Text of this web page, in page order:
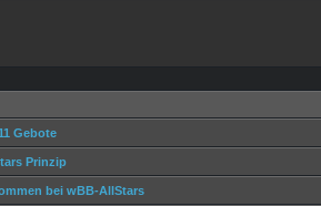
Gebote
Prinzip
bei wBB-AllStars